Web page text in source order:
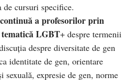
de cursuri specifice.
a profesorilor prin
LGBT+ despre termenii
despre diversitate de gen
identitate de gen, orientare
sexuală, expresie de gen, norme